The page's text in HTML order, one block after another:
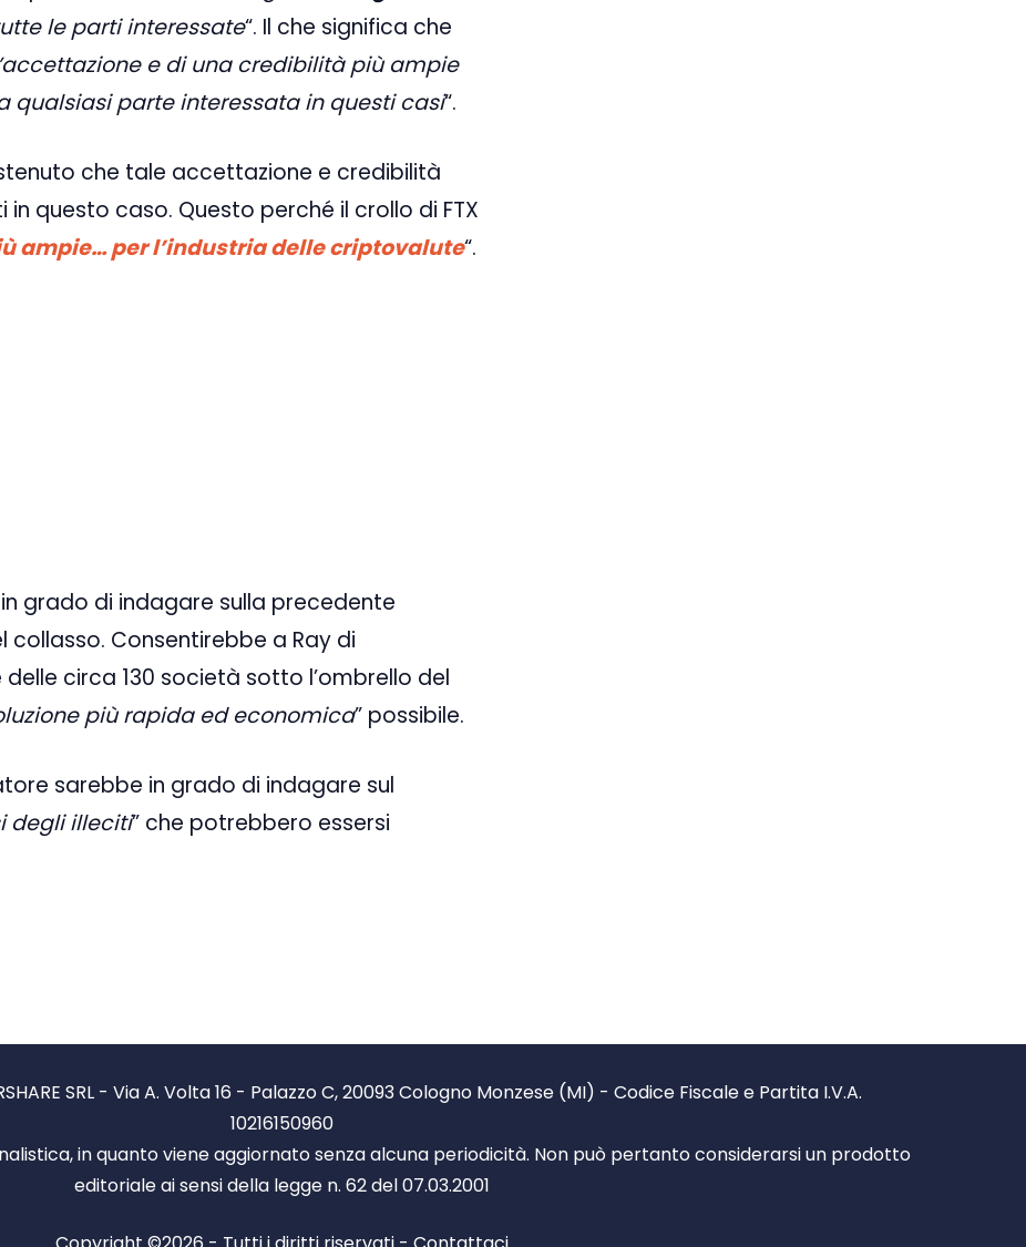
le parti interessate“. Il che significa che
e di una credibilità più ampie
qualsiasi parte interessata in questi casi“.
che tale accettazione e credibilità
questo caso. Questo perché il crollo di FTX
ampie… per l’industria delle criptovalute“.
grado di indagare sulla precedente
collasso. Consentirebbe a Ray di
circa 130 società sotto l’ombrello del
più rapida ed economica” possibile.
sarebbe in grado di indagare sul
degli illeciti” che potrebbero essersi
SRL - Via A. Volta 16 - Palazzo C, 20093 Cologno Monzese (MI) - Codice Fiscale e Partita I.V.A.
10216150960
in quanto viene aggiornato senza alcuna periodicità. Non può pertanto considerarsi un prodotto
editoriale ai sensi della legge n. 62 del 07.03.2001